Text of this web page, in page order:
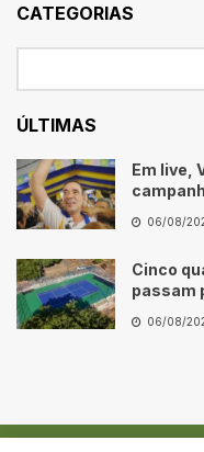
CATEGORIAS
ÚLTIMAS
Em live,
06/08/
Cinco
passam
06/08/